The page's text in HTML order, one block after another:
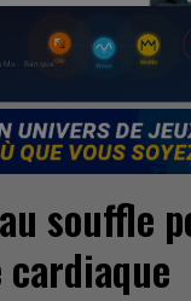
souffle